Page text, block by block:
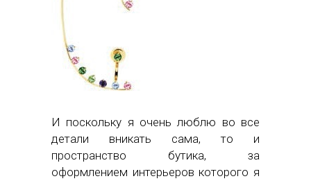
И поскольку я очень люблю во все
детали вникать сама, то и
пространство бутика, за
оформлением интерьеров которого я